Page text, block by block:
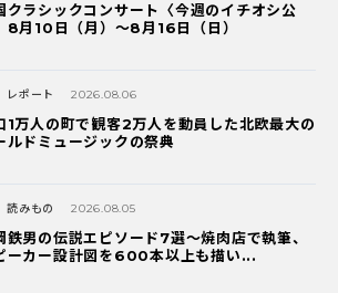
クラシックコンサート〈今週のイチオシ公
8月10日（月）～8月16日（日）
レポート 2026.08.06
1万人の町で観客2万人を動員した北欧最大の
ルドミュージックの祭典
読みもの 2026.08.05
鉄男の伝説エピソード7選〜焼肉店で執筆、
ーカー設計図を600本以上も描い...